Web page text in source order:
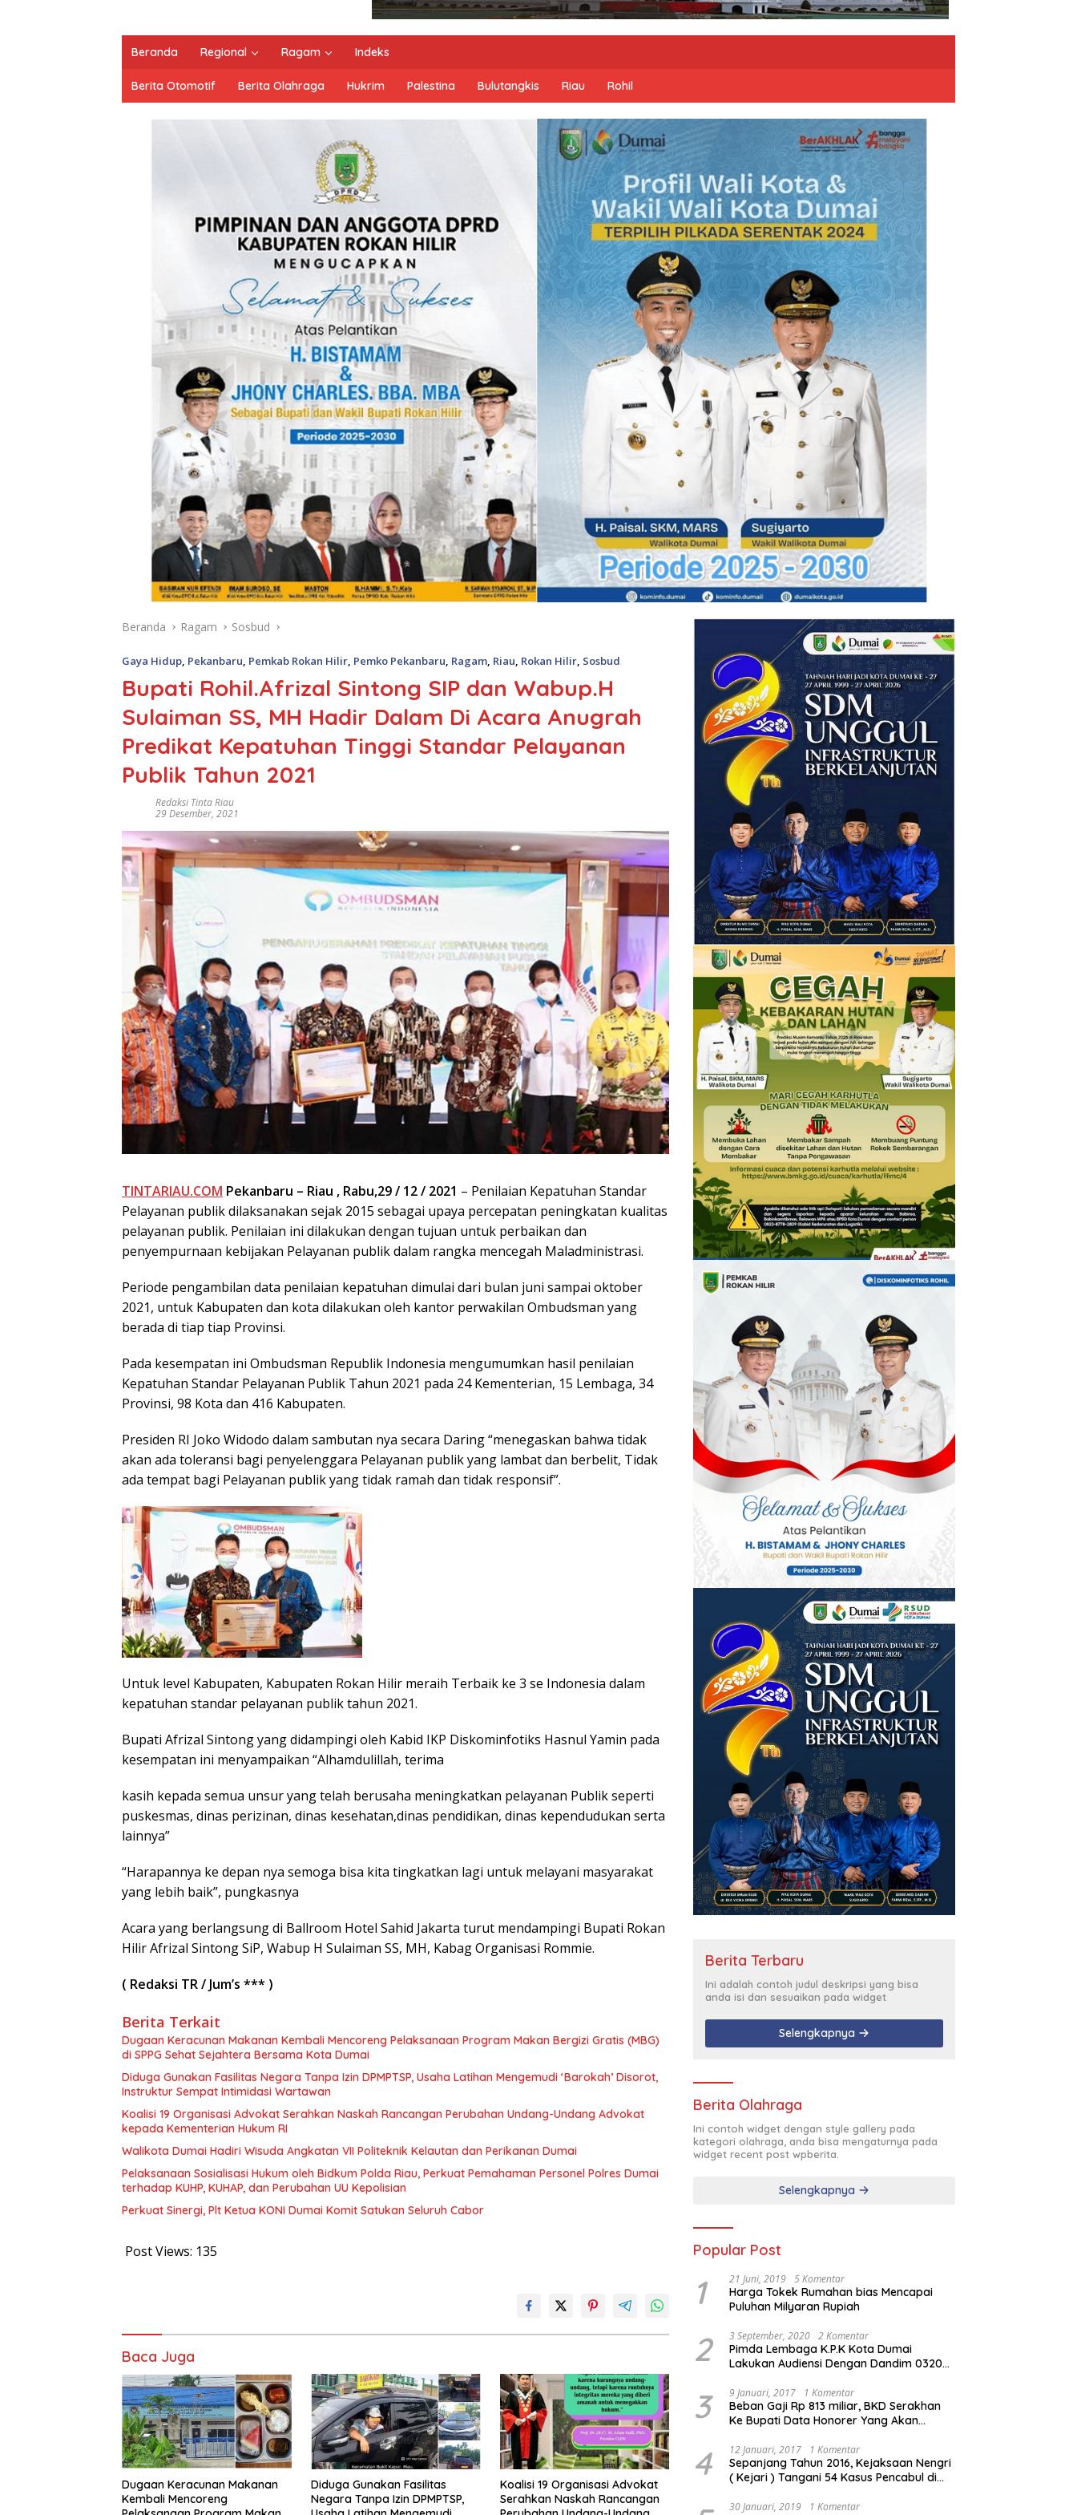
Beranda Regional Ragam Indeks
Berita Otomotif Berita Olahraga Hukrim Palestina Bulutangkis Riau Rohil
Beranda Ragam Sosbud
Gaya Hidup, Pekanbaru, Pemkab Rokan Hilir, Pemko Pekanbaru, Ragam, Riau, Rokan Hilir, Sosbud
Bupati Rohil.Afrizal Sintong SIP dan Wabup.H
Sulaiman SS, MH Hadir Dalam Di Acara Anugrah
Predikat Kepatuhan Tinggi Standar Pelayanan
Publik Tahun 2021
Redaksi Tinta Riau
29 Desember, 2021
TINTARIAU.COM Pekanbaru – Riau , Rabu,29 / 12 / 2021 – Penilaian Kepatuhan Standar
Pelayanan publik dilaksanakan sejak 2015 sebagai upaya percepatan peningkatan kualitas
pelayanan publik. Penilaian ini dilakukan dengan tujuan untuk perbaikan dan
penyempurnaan kebijakan Pelayanan publik dalam rangka mencegah Maladministrasi.
Periode pengambilan data penilaian kepatuhan dimulai dari bulan juni sampai oktober
2021, untuk Kabupaten dan kota dilakukan oleh kantor perwakilan Ombudsman yang
berada di tiap tiap Provinsi.
Pada kesempatan ini Ombudsman Republik Indonesia mengumumkan hasil penilaian
Kepatuhan Standar Pelayanan Publik Tahun 2021 pada 24 Kementerian, 15 Lembaga, 34
Provinsi, 98 Kota dan 416 Kabupaten.
Presiden RI Joko Widodo dalam sambutan nya secara Daring “menegaskan bahwa tidak
akan ada toleransi bagi penyelenggara Pelayanan publik yang lambat dan berbelit, Tidak
ada tempat bagi Pelayanan publik yang tidak ramah dan tidak responsif”.
Untuk level Kabupaten, Kabupaten Rokan Hilir meraih Terbaik ke 3 se Indonesia dalam
kepatuhan standar pelayanan publik tahun 2021.
Bupati Afrizal Sintong yang didampingi oleh Kabid IKP Diskominfotiks Hasnul Yamin pada
kesempatan ini menyampaikan “Alhamdulillah, terima
kasih kepada semua unsur yang telah berusaha meningkatkan pelayanan Publik seperti
puskesmas, dinas perizinan, dinas kesehatan,dinas pendidikan, dinas kependudukan serta
lainnya”
“Harapannya ke depan nya semoga bisa kita tingkatkan lagi untuk melayani masyarakat
yang lebih baik”, pungkasnya
Acara yang berlangsung di Ballroom Hotel Sahid Jakarta turut mendampingi Bupati Rokan
Hilir Afrizal Sintong SiP, Wabup H Sulaiman SS, MH, Kabag Organisasi Rommie.
( Redaksi TR / Jum’s *** )
Berita Terkait
Dugaan Keracunan Makanan Kembali Mencoreng Pelaksanaan Program Makan Bergizi Gratis (MBG)
di SPPG Sehat Sejahtera Bersama Kota Dumai
Diduga Gunakan Fasilitas Negara Tanpa Izin DPMPTSP, Usaha Latihan Mengemudi ‘Barokah’ Disorot,
Instruktur Sempat Intimidasi Wartawan
Koalisi 19 Organisasi Advokat Serahkan Naskah Rancangan Perubahan Undang-Undang Advokat
kepada Kementerian Hukum RI
Walikota Dumai Hadiri Wisuda Angkatan VII Politeknik Kelautan dan Perikanan Dumai
Pelaksanaan Sosialisasi Hukum oleh Bidkum Polda Riau, Perkuat Pemahaman Personel Polres Dumai
terhadap KUHP, KUHAP, dan Perubahan UU Kepolisian
Perkuat Sinergi, Plt Ketua KONI Dumai Komit Satukan Seluruh Cabor
Post Views: 135
Baca Juga
Dugaan Keracunan Makanan
Kembali Mencoreng
Diduga Gunakan Fasilitas
Negara Tanpa Izin DPMPTSP,
Koalisi 19 Organisasi Advokat
Serahkan Naskah Rancangan
Berita Terbaru
Ini adalah contoh judul deskripsi yang bisa
anda isi dan sesuaikan pada widget
Selengkapnya
Berita Olahraga
Ini contoh widget dengan style gallery pada
kategori olahraga, anda bisa mengaturnya pada
widget recent post wpberita.
Selengkapnya
Popular Post
1 21 Juni, 2019 5 Komentar
Harga Tokek Rumahan bias Mencapai
Puluhan Milyaran Rupiah
2 3 September, 2020 2 Komentar
Pimda Lembaga K.P.K Kota Dumai
Lakukan Audiensi Dengan Dandim 0320
3 9 Januari, 2017 1 Komentar
Beban Gaji Rp 813 miliar, BKD Serakhan
Ke Bupati Data Honorer Yang Akan
4 12 Januari, 2017 1 Komentar
Sepanjang Tahun 2016, Kejaksaan Nengri
( Kejari ) Tangani 54 Kasus Pencabul di
30 Januari, 2019 1 Komentar